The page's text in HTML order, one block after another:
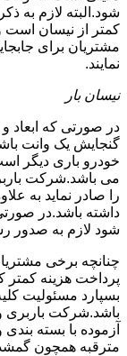
شود.البته لازم به
کمتر از نیسان است
مشتریان برای
نمایند.
نیسان بار
در صورتی که ابعاد
گنجایش یک وانت
خودرو باری دیگر
می باشد.شرکت
را صادر نماید به
داشته باشد.در
شود لازم به صدور
چنانچه برخی
پرداخت هزینه کمتر
بسپارد مسئولیت
باشد.شرکت باربری
آزموده با بسته
مترقبه همچون